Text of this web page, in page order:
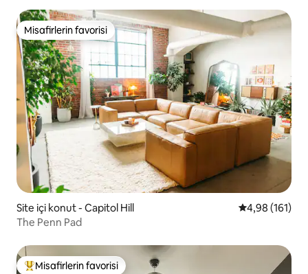
Misafirlerin favorisi
Misafirlerin favorisi
Site içi konut - Capitol Hill 5 üzerinden
4,98 (161)
The Penn Pad
Misafirlerin favorilerinden en beğenilenler arasında
Misafirlerin favorisi